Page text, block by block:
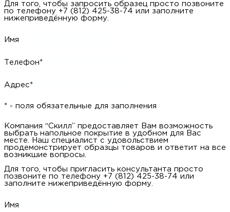
Для того, чтобы запросить образец просто позвоните
по телефону +7 (812) 425-38-74 или заполните
нижеприведённую форму.
Имя
Телефон*
Адрес*
* - поля обязательные для заполнения
Компания “Скилл” предоставляет Вам возможность
выбрать напольное покрытие в удобном для Вас
месте. Наш специалист с удовольствием
продемонстрирует образцы товаров и ответит на все
возникшие вопросы.
Для того, чтобы пригласить консультанта просто
позвоните по телефону +7 (812) 425-38-74 или
заполните нижеприведённую форму.
Имя